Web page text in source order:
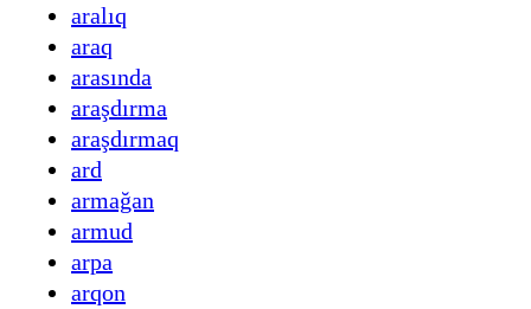
aralıq
araq
arasında
araşdırma
araşdırmaq
ard
armağan
armud
arpa
arqon